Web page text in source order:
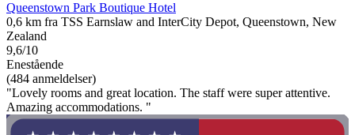
Queenstown Park Boutique Hotel
0,6 km fra TSS Earnslaw and InterCity Depot, Queenstown, New
Zealand
9,6/10
Enestående
(484 anmeldelser)
"Lovely rooms and great location. The staff were super attentive.
Amazing accommodations. "